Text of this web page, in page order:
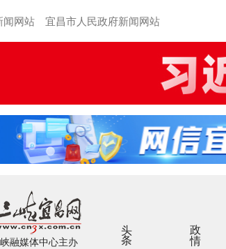
闻网站 宜昌市人民政府新闻网站
融媒体中心主办
头条 政情